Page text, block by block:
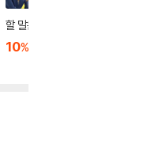
할 말은 합니다
10%